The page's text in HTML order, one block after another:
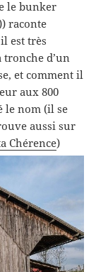
le bunker
raconte
est très
d’un
et comment il
aux 800
le nom (il se
aussi sur
Chérence)